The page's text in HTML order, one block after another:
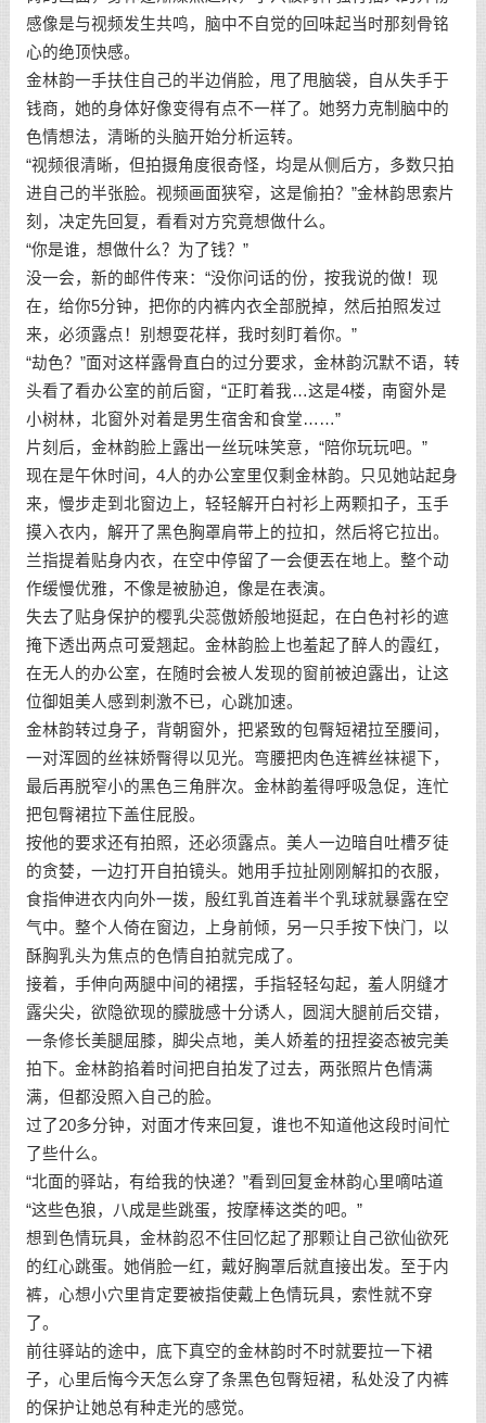
感像是与视频发生共鸣，脑中不自觉的回味起当时那刻骨铭
心的绝顶快感。
金林韵一手扶住自己的半边俏脸，甩了甩脑袋，自从失手于
钱商，她的身体好像变得有点不一样了。她努力克制脑中的
色情想法，清晰的头脑开始分析运转。
“视频很清晰，但拍摄角度很奇怪，均是从侧后方，多数只拍
进自己的半张脸。视频画面狭窄，这是偷拍？”金林韵思索片
刻，决定先回复，看看对方究竟想做什么。
“你是谁，想做什么？为了钱？”
没一会，新的邮件传来：“没你问话的份，按我说的做！现
在，给你5分钟，把你的内裤内衣全部脱掉，然后拍照发过
来，必须露点！别想耍花样，我时刻盯着你。”
“劫色？”面对这样露骨直白的过分要求，金林韵沉默不语，转
头看了看办公室的前后窗，“正盯着我…这是4楼，南窗外是
小树林，北窗外对着是男生宿舍和食堂……”
片刻后，金林韵脸上露出一丝玩味笑意，“陪你玩玩吧。”
现在是午休时间，4人的办公室里仅剩金林韵。只见她站起身
来，慢步走到北窗边上，轻轻解开白衬衫上两颗扣子，玉手
摸入衣内，解开了黑色胸罩肩带上的拉扣，然后将它拉出。
兰指提着贴身内衣，在空中停留了一会便丟在地上。整个动
作缓慢优雅，不像是被胁迫，像是在表演。
失去了贴身保护的樱乳尖蕊傲娇般地挺起，在白色衬衫的遮
掩下透出两点可爱翘起。金林韵脸上也羞起了醉人的霞红，
在无人的办公室，在随时会被人发现的窗前被迫露出，让这
位御姐美人感到刺激不已，心跳加速。
金林韵转过身子，背朝窗外，把紧致的包臀短裙拉至腰间，
一对浑圆的丝袜娇臀得以见光。弯腰把肉色连裤丝袜褪下，
最后再脱窄小的黑色三角胖次。金林韵羞得呼吸急促，连忙
把包臀裙拉下盖住屁股。
按他的要求还有拍照，还必须露点。美人一边暗自吐槽歹徒
的贪婪，一边打开自拍镜头。她用手拉扯刚刚解扣的衣服，
食指伸进衣内向外一拨，殷红乳首连着半个乳球就暴露在空
气中。整个人倚在窗边，上身前倾，另一只手按下快门，以
酥胸乳头为焦点的色情自拍就完成了。
接着，手伸向两腿中间的裙摆，手指轻轻勾起，羞人阴缝才
露尖尖，欲隐欲现的朦胧感十分诱人，圆润大腿前后交错，
一条修长美腿屈膝，脚尖点地，美人娇羞的扭捏姿态被完美
拍下。金林韵掐着时间把自拍发了过去，两张照片色情满
满，但都没照入自己的脸。
过了20多分钟，对面才传来回复，谁也不知道他这段时间忙
了些什么。
“北面的驿站，有给我的快递？”看到回复金林韵心里嘀咕道
“这些色狼，八成是些跳蛋，按摩棒这类的吧。”
想到色情玩具，金林韵忍不住回忆起了那颗让自己欲仙欲死
的红心跳蛋。她俏脸一红，戴好胸罩后就直接出发。至于内
裤，心想小穴里肯定要被指使戴上色情玩具，索性就不穿
了。
前往驿站的途中，底下真空的金林韵时不时就要拉一下裙
子，心里后悔今天怎么穿了条黑色包臀短裙，私处没了内裤
的保护让她总有种走光的感觉。